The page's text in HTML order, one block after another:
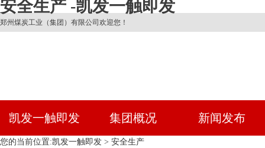
安全生产 -凯发一触即发
郑州煤炭工业（集团）有限公司欢迎您！
凯发一触即发 集团概况 新闻发布
您的当前位置:凯发一触即发 > 安全生产